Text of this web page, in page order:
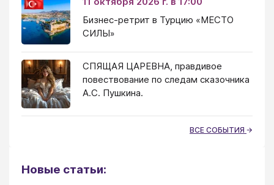
Бизнес-ретрит в Турцию «МЕСТО
СИЛЫ»
СПЯЩАЯ ЦАРЕВНА, правдивое
повествование по следам сказочника
А.С. Пушкина.
ВСЕ СОБЫТИЯ
Новые статьи: